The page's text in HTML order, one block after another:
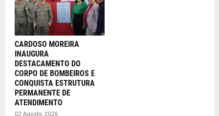
CARDOSO MOREIRA
INAUGURA
DESTACAMENTO DO
CORPO DE BOMBEIROS E
CONQUISTA ESTRUTURA
PERMANENTE DE
ATENDIMENTO
02 Agosto, 2026